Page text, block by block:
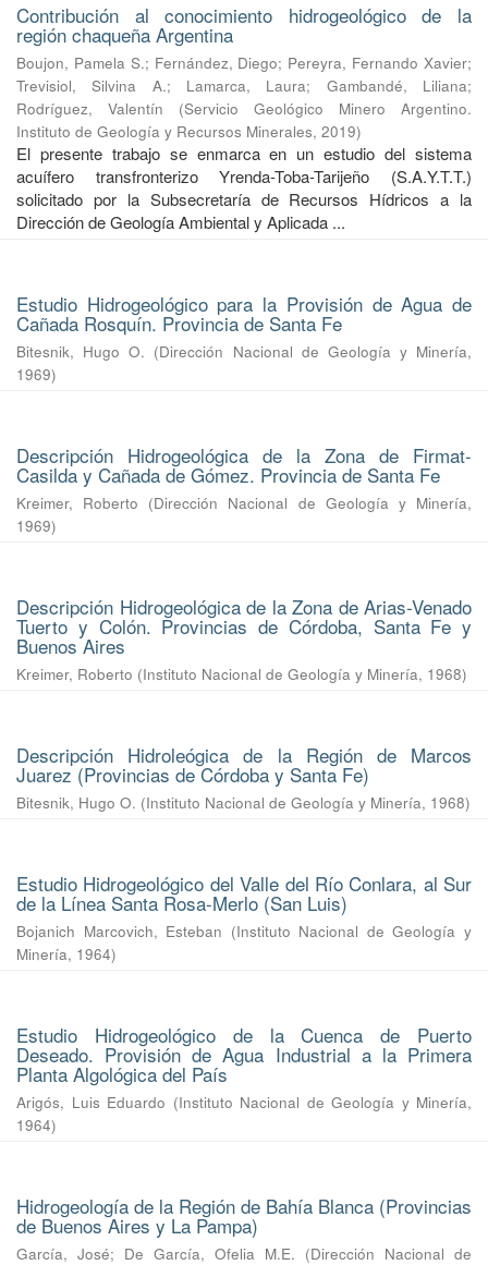
Contribución al conocimiento hidrogeológico de la
región chaqueña Argentina
Boujon, Pamela S.; Fernández, Diego; Pereyra, Fernando Xavier;
Trevisiol, Silvina A.; Lamarca, Laura; Gambandé, Liliana;
Rodríguez, Valentín
(Servicio Geológico Minero Argentino.
Instituto de Geología y Recursos Minerales, 2019)
El presente trabajo se enmarca en un estudio del sistema
acuífero transfronterizo Yrenda-Toba-Tarijeño (S.A.Y.T.T.)
solicitado por la Subsecretaría de Recursos Hídricos a la
Dirección de Geología Ambiental y Aplicada ...
Estudio Hidrogeológico para la Provisión de Agua de
Cañada Rosquín. Provincia de Santa Fe
Bitesnik, Hugo O. (Dirección Nacional de Geología y Minería,
1969)
Descripción Hidrogeológica de la Zona de Firmat-
Casilda y Cañada de Gómez. Provincia de Santa Fe
Kreimer, Roberto (Dirección Nacional de Geología y Minería,
1969)
Descripción Hidrogeológica de la Zona de Arias-Venado
Tuerto y Colón. Provincias de Córdoba, Santa Fe y
Buenos Aires
Kreimer, Roberto (Instituto Nacional de Geología y Minería, 1968)
Descripción Hidroleógica de la Región de Marcos
Juarez (Provincias de Córdoba y Santa Fe)
Bitesnik, Hugo O. (Instituto Nacional de Geología y Minería, 1968)
Estudio Hidrogeológico del Valle del Río Conlara, al Sur
de la Línea Santa Rosa-Merlo (San Luis)
Bojanich Marcovich, Esteban (Instituto Nacional de Geología y
Minería, 1964)
Estudio Hidrogeológico de la Cuenca de Puerto
Deseado. Provisión de Agua Industrial a la Primera
Planta Algológica del País
Arigós, Luis Eduardo (Instituto Nacional de Geología y Minería,
1964)
Hidrogeología de la Región de Bahía Blanca (Provincias
de Buenos Aires y La Pampa)
García, José; De García, Ofelia M.E. (Dirección Nacional de